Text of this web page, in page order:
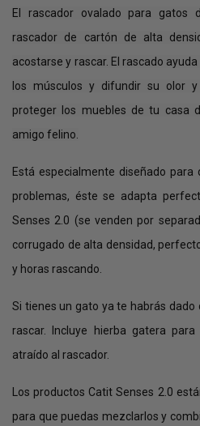
El rascador ovalado para gatos
rascador de cartón de alta
acostarse y rascar. El rascado
los músculos y difundir su olor
proteger los muebles de tu casa
amigo felino.
Está especialmente diseñado
problemas, éste se adapta
Senses 2.0 (se venden por
corrugado de alta densidad,
y horas rascando.
Si tienes un gato ya te habrás
rascar. Incluye hierba gatera
atraído al rascador.
Los productos Catit Senses 2.0
para que puedas mezclarlos y